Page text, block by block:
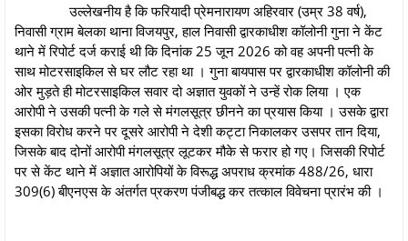
उल्लेखनीय है कि फरियादी प्रेमनारायण अहिरवार (उम्र 38 वर्ष),
निवासी ग्राम बेलका थाना विजयपुर, हाल निवासी द्वारकाधीश कॉलोनी गुना ने केंट
थाने में रिपोर्ट दर्ज कराई थी कि दिनांक 25 जून 2026 को वह अपनी पत्नी के
साथ मोटरसाइकिल से घर लौट रहा था । गुना बायपास पर द्वारकाधीश कॉलोनी की
ओर मुड़ते ही मोटरसाइकिल सवार दो अज्ञात युवकों ने उन्हें रोक लिया । एक
आरोपी ने उसकी पत्नी के गले से मंगलसूत्र छीनने का प्रयास किया । उसके द्वारा
इसका विरोध करने पर दूसरे आरोपी ने देशी कट्टा निकालकर उसपर तान दिया,
जिसके बाद दोनों आरोपी मंगलसूत्र लूटकर मौके से फरार हो गए। जिसकी रिपोर्ट
पर से केंट थाने में अज्ञात आरोपियों के विरूद्ध अपराध क्रमांक 488/26, धारा
309(6) बीएनएस के अंतर्गत प्रकरण पंजीबद्ध कर तत्काल विवेचना प्रारंभ की ।